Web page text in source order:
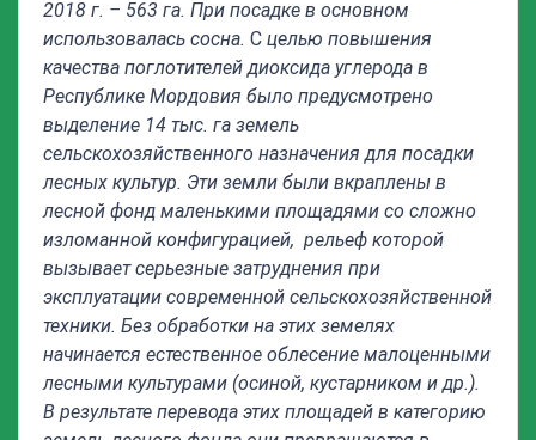
2018 г. – 563 га. При посадке в основном
использовалась сосна. С целью повышения
качества поглотителей диоксида углерода в
Республике Мордовия было предусмотрено
выделение 14 тыс. га земель
сельскохозяйственного назначения для посадки
лесных культур. Эти земли были вкраплены в
лесной фонд маленькими площадями со сложно
изломанной конфигурацией, рельеф которой
вызывает серьезные затруднения при
эксплуатации современной сельскохозяйственной
техники. Без обработки на этих земелях
начинается естественное облесение малоценными
лесными культурами (осиной, кустарником и др.).
В результате перевода этих площадей в категорию